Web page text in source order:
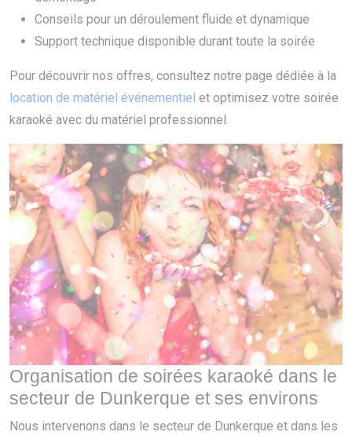
Conseils pour un déroulement fluide et dynamique
Support technique disponible durant toute la soirée
Pour découvrir nos offres, consultez notre page dédiée à la
location de matériel événementiel et optimisez votre soirée
karaoké avec du matériel professionnel.
Organisation de soirées karaoké dans le
secteur de Dunkerque et ses environs
Nous intervenons dans le secteur de Dunkerque et dans les